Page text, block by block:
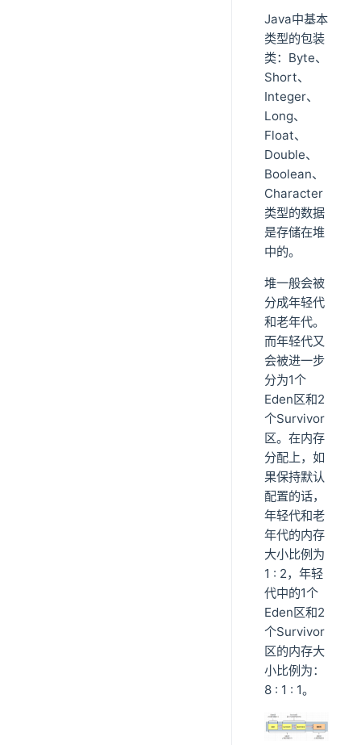
Java中基本
类型的包装
类：Byte、
Short、
Integer、
Long、
Float、
Double、
Boolean、
Character
类型的数据
是存储在堆
中的。
堆一般会被
分成年轻代
和老年代。
而年轻代又
会被进一步
分为1个
Eden区和2
个Survivor
区。在内存
分配上，如
果保持默认
配置的话，
年轻代和老
年代的内存
大小比例为
1 : 2，年轻
代中的1个
Eden区和2
个Survivor
区的内存大
小比例为：
8 : 1 : 1。